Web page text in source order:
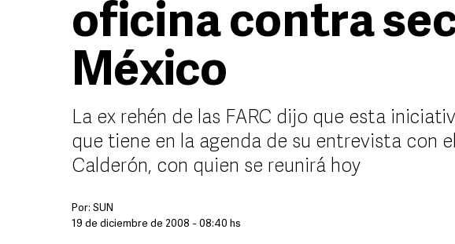
oficina contra
México
La ex rehén de las FARC dijo que esta
que tiene en la agenda de su entrevista con
Calderón, con quien se reunirá hoy
Por: SUN
19 de diciembre de 2008 - 08:40 hs